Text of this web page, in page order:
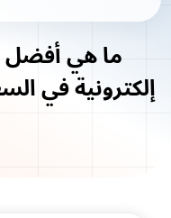
ما هي
إلكترونية في السعودية